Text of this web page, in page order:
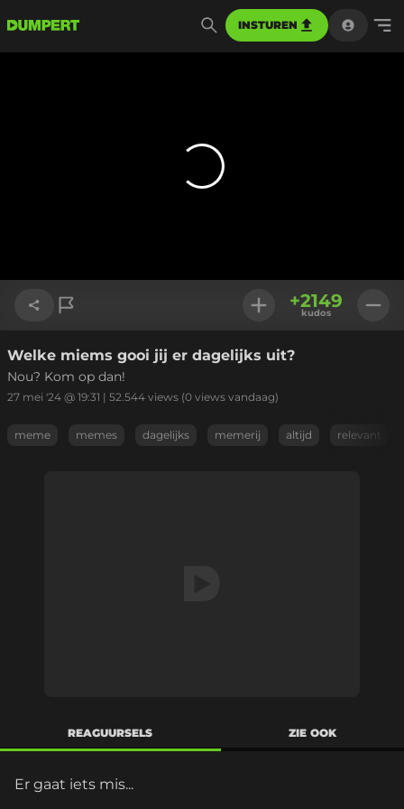
INSTUREN
Link kopiëren
+2149
kudos
Welke miems gooi jij er dagelijks uit?
Nou? Kom op dan!
27 mei '24 @ 19:31 | 52.544 views (0 views vandaag)
meme memes dagelijks memerij altijd relevant
REAGUURSELS ZIE OOK
Er gaat iets mis...